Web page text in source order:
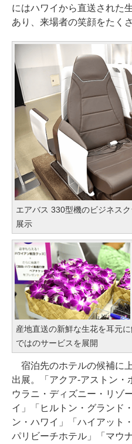
にはハワイから直送された
あり、来場者の笑顔をたく
エアバス 330型機のビジネス
展示
産地直送の新鮮な生花を耳元
ではのサービスを展開
宿泊先のホテルの候補に
出展。「アクア-アストン・
ウラニ・ディズニー・リゾ
イ」「ヒルトン・グランド
ン・ハワイ」「ハイアット
パリビーチホテル」「マウ